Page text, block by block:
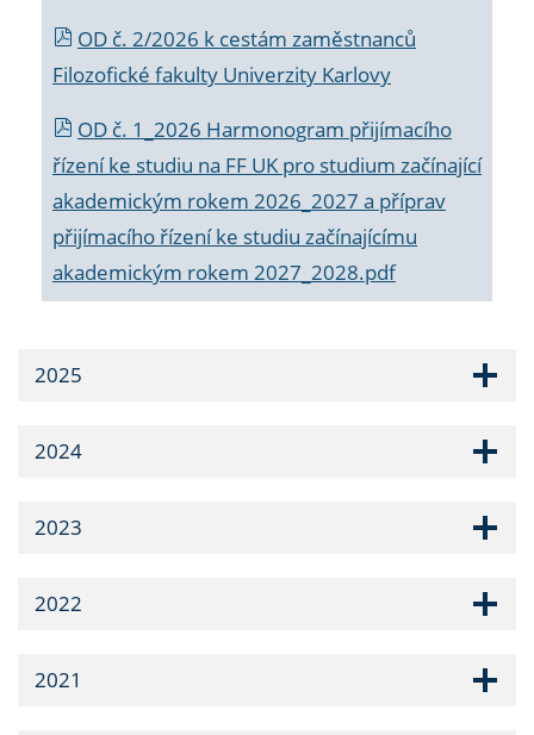
OD č. 2/2026 k cestám zaměstnanců
Filozofické fakulty Univerzity Karlovy
OD č. 1_2026 Harmonogram přijímacího
řízení ke studiu na FF UK pro studium začínající
akademickým rokem 2026_2027 a příprav
přijímacího řízení ke studiu začínajícímu
akademickým rokem 2027_2028.pdf
2025
2024
2023
2022
2021